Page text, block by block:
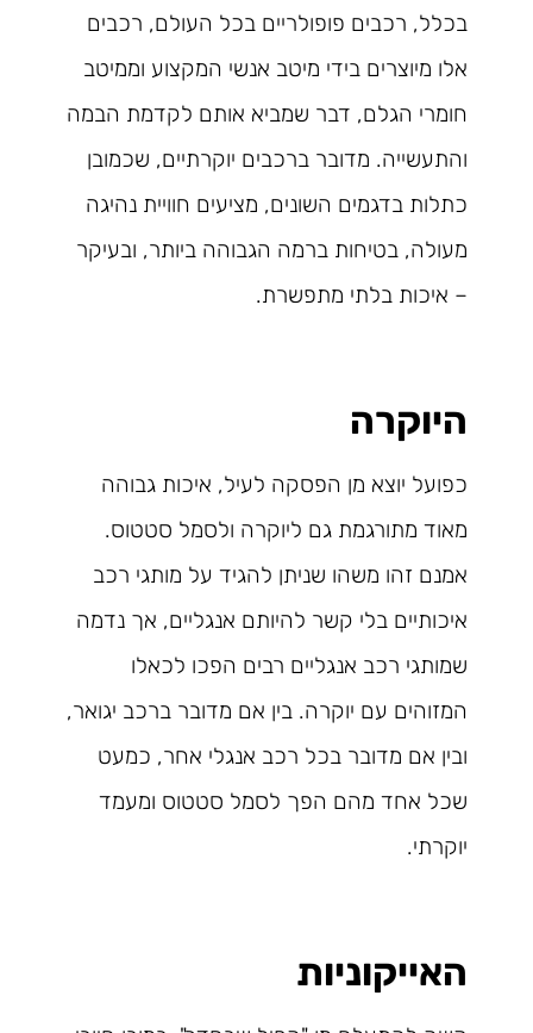
בכלל, רכבים פופולריים בכל העולם, רכבים
אלו מיוצרים בידי מיטב אנשי המקצוע וממיטב
חומרי הגלם, דבר שמביא אותם לקדמת הבמה
והתעשייה. מדובר ברכבים יוקרתיים, שכמובן
כתלות בדגמים השונים, מציעים חוויית נהיגה
מעולה, בטיחות ברמה הגבוהה ביותר, ובעיקר
– איכות בלתי מתפשרת.
היוקרה
כפועל יוצא מן הפסקה לעיל, איכות גבוהה
מאוד מתורגמת גם ליוקרה ולסמל סטטוס.
אמנם זהו משהו שניתן להגיד על מותגי רכב
איכותיים בלי קשר להיותם אנגליים, אך נדמה
שמותגי רכב אנגליים רבים הפכו לכאלו
המזוהים עם יוקרה. בין אם מדובר ברכב יגואר,
ובין אם מדובר בכל רכב אנגלי אחר, כמעט
שכל אחד מהם הפך לסמל סטטוס ומעמד
יוקרתי.
האייקוניות